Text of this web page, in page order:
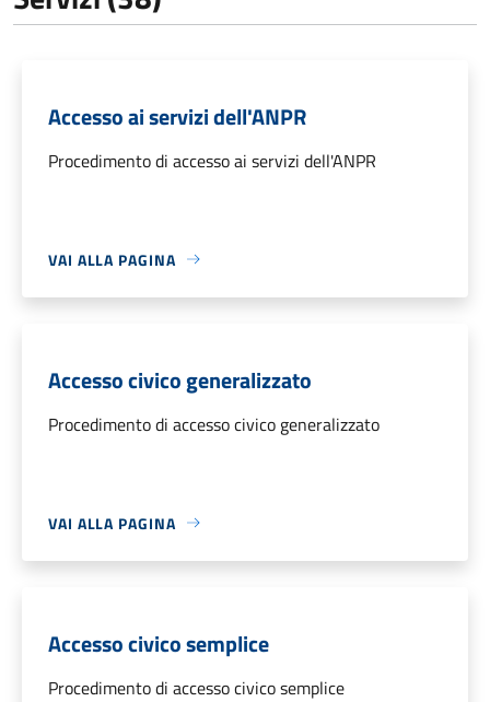
Accesso ai servizi dell'ANPR
Procedimento di accesso ai servizi dell'ANPR
VAI ALLA PAGINA
Accesso civico generalizzato
Procedimento di accesso civico generalizzato
VAI ALLA PAGINA
Accesso civico semplice
Procedimento di accesso civico semplice